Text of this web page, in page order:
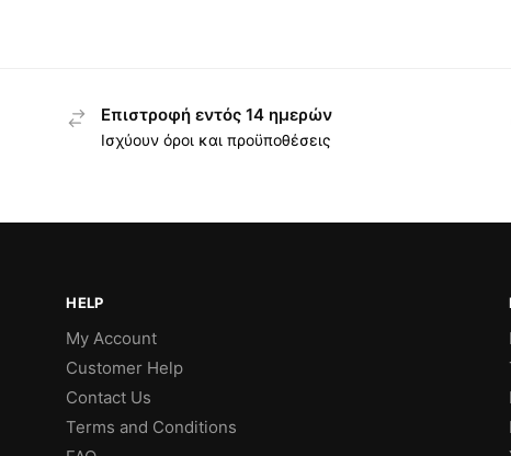
Επιστροφή εντός 14 ημερών
Ισχύουν όροι και προϋποθέσεις
HELP
My Account
Customer Help
Contact Us
Terms and Conditions